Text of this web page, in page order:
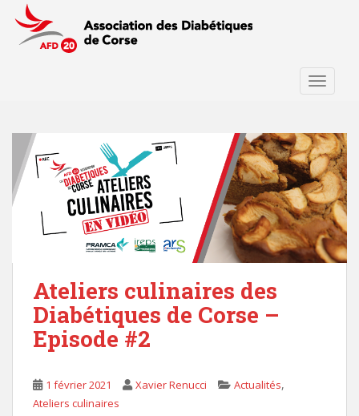
Ateliers culinaires des
Diabétiques de Corse –
Episode #2
1 février 2021 Xavier Renucci Actualités,
Ateliers culinaires